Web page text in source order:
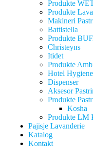
Produkte
Produkte
Makineri
Battistella
Produkte
Christeyns
Itidet
Produkte
Hotel
Dispenser
Aksesor
Produkte
Kosha
Produkte LM
Pajisje Lavanderie
Katalog
Kontakt